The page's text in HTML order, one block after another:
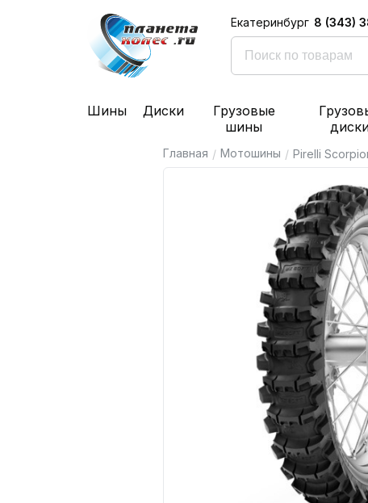
Екатеринбург 8 (343)
Шины Диски
Грузовые
шины
Главная / Мотошины / Pirelli